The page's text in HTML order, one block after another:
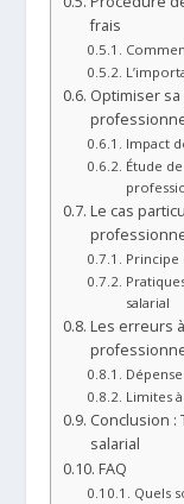
frais
Optimiser
Impact
Étude
Le cas
Principe
salarial
Les erreurs
Limites
Conclusion :
salarial
FAQ
Quels